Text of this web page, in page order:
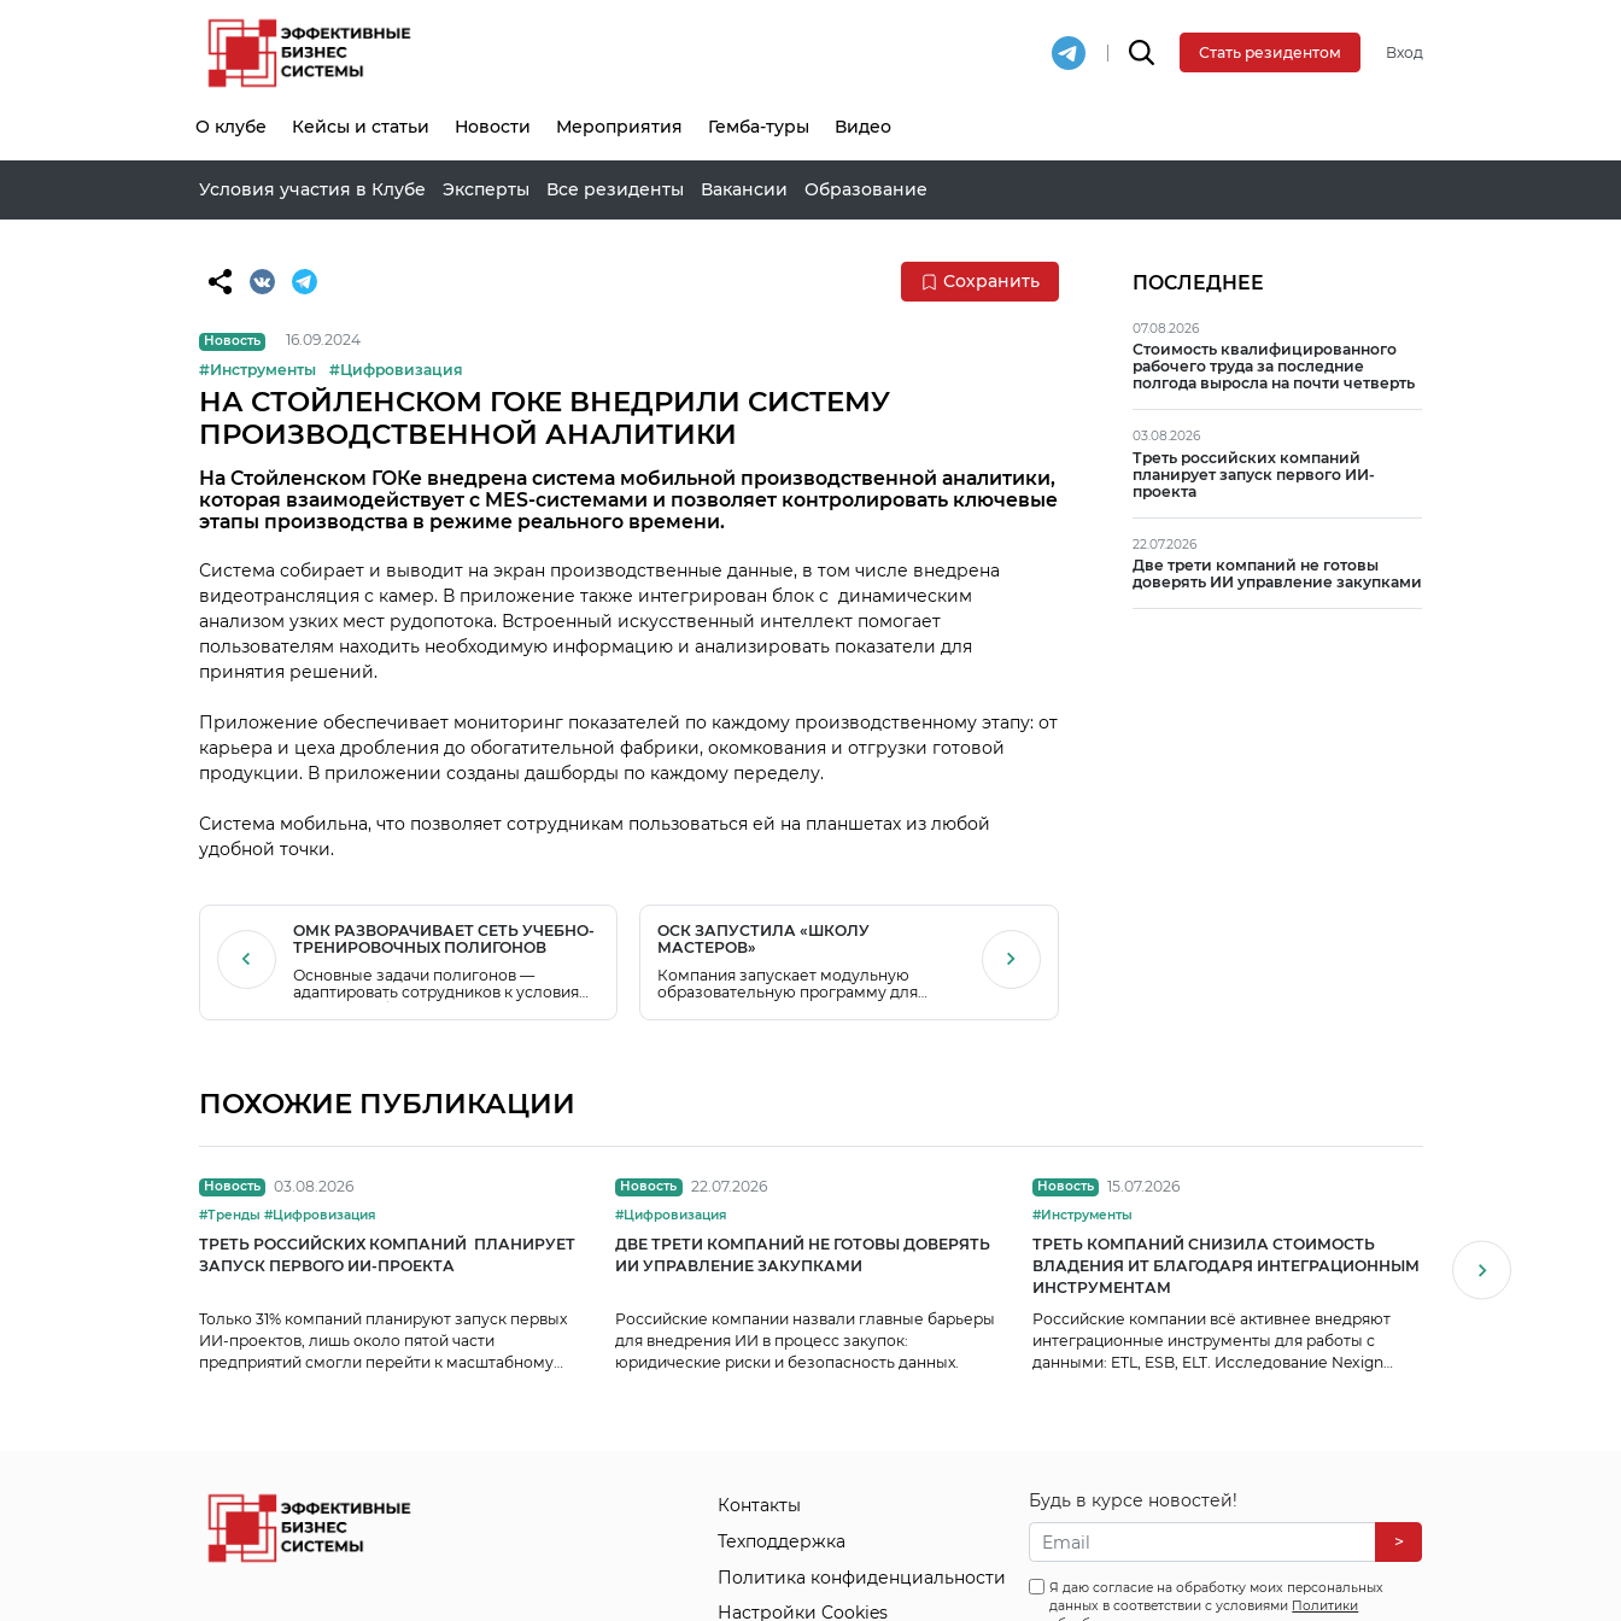
Стать резидентом Вход
О клубе Кейсы и статьи Новости Мероприятия Гемба-туры Видео
Условия участия в Клубе Эксперты Все резиденты Вакансии Образование
Сохранить
Новость
16.09.2024
#Инструменты
#Цифровизация
НА СТОЙЛЕНСКОМ ГОКЕ ВНЕДРИЛИ СИСТЕМУ
ПРОИЗВОДСТВЕННОЙ АНАЛИТИКИ
На Стойленском ГОКе внедрена система мобильной производственной аналитики,
которая взаимодействует с MES-системами и позволяет контролировать ключевые
этапы производства в режиме реального времени.
Система собирает и выводит на экран производственные данные, в том числе внедрена
видеотрансляция с камер. В приложение также интегрирован блок с динамическим
анализом узких мест рудопотока. Встроенный искусственный интеллект помогает
пользователям находить необходимую информацию и анализировать показатели для
принятия решений.
Приложение обеспечивает мониторинг показателей по каждому производственному этапу: от
карьера и цеха дробления до обогатительной фабрики, окомкования и отгрузки готовой
продукции. В приложении созданы дашборды по каждому переделу.
Система мобильна, что позволяет сотрудникам пользоваться ей на планшетах из любой
удобной точки.
ОМК РАЗВОРАЧИВАЕТ СЕТЬ УЧЕБНО-
ТРЕНИРОВОЧНЫХ ПОЛИГОНОВ
Основные задачи полигонов —
адаптировать сотрудников к условиям
риски через интенсивное
ОСК ЗАПУСТИЛА «ШКОЛУ
МАСТЕРОВ»
Компания запускает модульную
образовательную программу для
производственных участков.
ПОСЛЕДНЕЕ
07.08.2026
Стоимость квалифицированного
рабочего труда за последние
полгода выросла на почти четверть
03.08.2026
Треть российских компаний
планирует запуск первого ИИ-
проекта
22.07.2026
Две трети компаний не готовы
доверять ИИ управление закупками
ПОХОЖИЕ ПУБЛИКАЦИИ
Новость 03.08.2026
#Тренды #Цифровизация
ТРЕТЬ РОССИЙСКИХ КОМПАНИЙ ПЛАНИРУЕТ
ЗАПУСК ПЕРВОГО ИИ-ПРОЕКТА
Только 31% компаний планируют запуск первых
ИИ-проектов, лишь около пятой части
предприятий смогли перейти к масштабному
Новость 22.07.2026
#Цифровизация
ДВЕ ТРЕТИ КОМПАНИЙ НЕ ГОТОВЫ ДОВЕРЯТЬ
ИИ УПРАВЛЕНИЕ ЗАКУПКАМИ
Российские компании назвали главные барьеры
для внедрения ИИ в процесс закупок:
юридические риски и безопасность данных.
Новость 15.07.2026
#Инструменты
ТРЕТЬ КОМПАНИЙ СНИЗИЛА СТОИМОСТЬ
ВЛАДЕНИЯ ИТ БЛАГОДАРЯ ИНТЕГРАЦИОННЫМ
ИНСТРУМЕНТАМ
Российские компании всё активнее внедряют
интеграционные инструменты для работы с
данными: ETL, ESB, ELT. Исследование Nexign
КОМПАНИЯ
БЕЗ ОСТАНОВКИ
Контакты
Техподдержка
Политика конфиденциальности
Настройки Cookies
Будь в курсе новостей!
>
Я даю согласие на обработку моих персональных
данных в соответствии с условиями Политики